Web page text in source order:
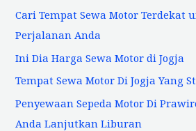
Cari Tempat Sewa Motor Terdekat
Perjalanan Anda
Ini Dia Harga Sewa Motor di Jogja
Tempat Sewa Motor Di Jogja Yang
Penyewaan Sepeda Motor Di
Anda Lanjutkan Liburan